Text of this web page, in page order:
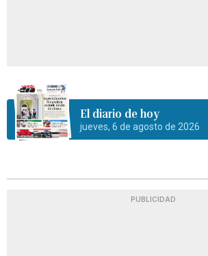
El diario de hoy
jueves, 6 de agosto de 2026
PUBLICIDAD